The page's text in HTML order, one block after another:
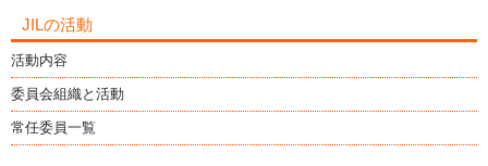
JILの活動
活動内容
委員会組織と活動
常任委員一覧